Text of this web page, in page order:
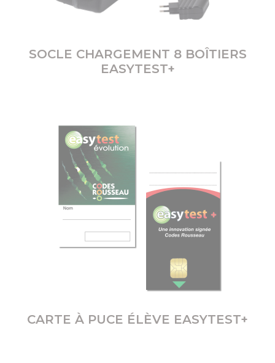
SOCLE CHARGEMENT 8 BOÎTIERS
EASYTEST+
CARTE À PUCE ÉLÈVE EASYTEST+